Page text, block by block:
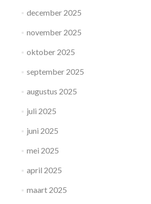
december 2025
november 2025
oktober 2025
september 2025
augustus 2025
juli 2025
juni 2025
mei 2025
april 2025
maart 2025